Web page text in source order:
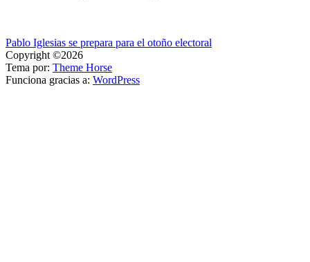
Navegación
de
entradas
Pablo Iglesias se prepara para el otoño electoral
Copyright ©2026
Tema por: Theme Horse
Funciona gracias a: WordPress